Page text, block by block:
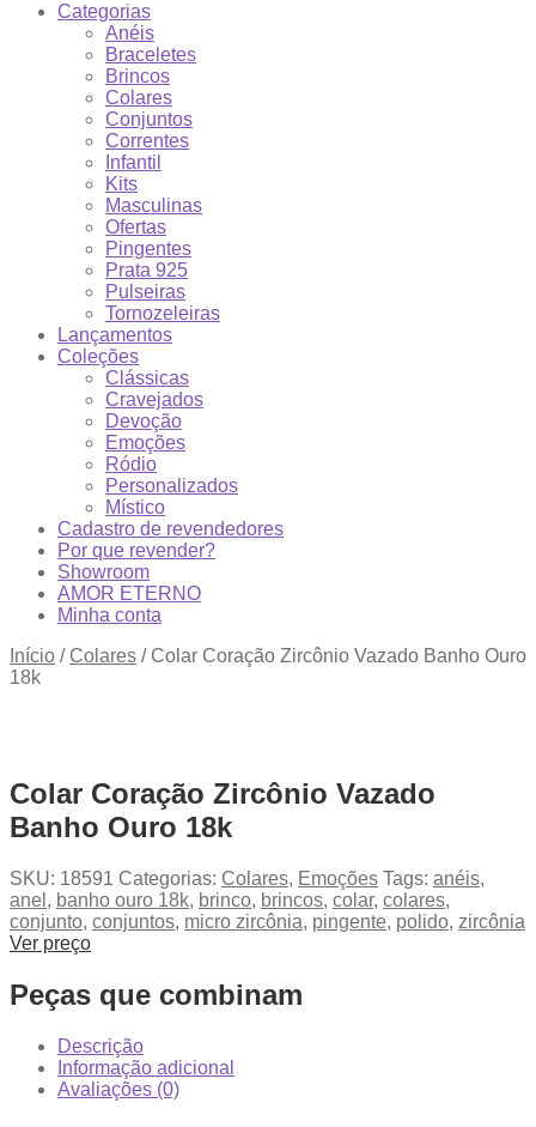
Categorias
Anéis
Braceletes
Brincos
Colares
Conjuntos
Correntes
Infantil
Kits
Masculinas
Ofertas
Pingentes
Prata 925
Pulseiras
Tornozeleiras
Lançamentos
Coleções
Clássicas
Cravejados
Devoção
Emoções
Ródio
Personalizados
Místico
Cadastro de revendedores
Por que revender?
Showroom
AMOR ETERNO
Minha conta
Início / Colares / Colar Coração Zircônio Vazado Banho Ouro
18k
Colar Coração Zircônio Vazado
Banho Ouro 18k
SKU: 18591 Categorias: Colares, Emoções Tags: anéis,
anel , banho ouro 18k, brinco, brincos, colar, colares,
conjunto, conjuntos, micro zircônia, pingente, polido, zircônia
Ver preço
Peças que combinam
Descrição
Informação adicional
Avaliações (0)